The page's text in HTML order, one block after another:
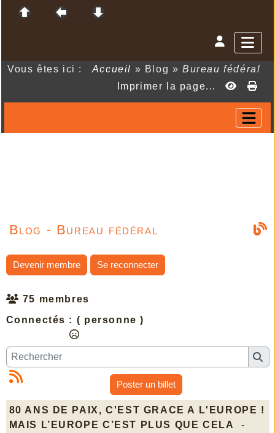
Vous êtes ici : Accueil » Blog »Bureau fédéral
Imprimer la page...
Blog - Bureau fédéral
Devenir membre Se reconnecter
75 membres
Connectés : ( personne )
Poster un billet
80 ANS DE PAIX, C'EST GRACE A L'EUROPE !
MAIS L’EUROPE C’EST PLUS QUE CELA
-